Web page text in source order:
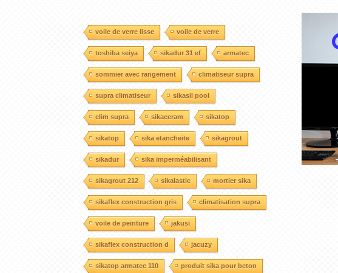
voile de verre lisse voile de verre
toshiba seiya sikadur 31 ef armatec
sommier avec rangement climatiseur supra
supra climatiseur sikasil pool
clim supra sikaceram sikatop
sikatop sika etancheite sikagrout
sikadur sika imperméabilisant
sikagrout 212 sikalastic mortier sika
sikaflex construction gris climatisation supra
voile de peinture jakusi
sikaflex construction d jacuzy
sikatop armatec 110 produit sika pour beton